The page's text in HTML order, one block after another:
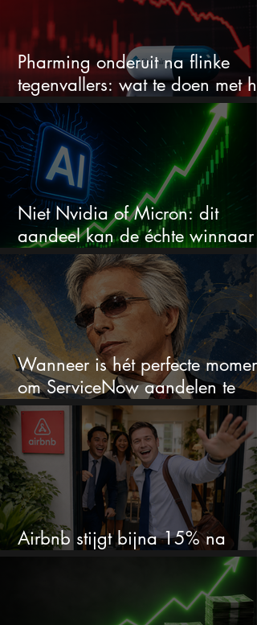
Pharming onderuit na flinke
tegenvallers: wat te doen met
aandeel?
Niet Nvidia of Micron: dit
aandeel kan de échte winnaar
van de AI-race worden
Wanneer is hét perfecte moment
om ServiceNow aandelen te
kopen?
Airbnb stijgt bijna 15% na
cijfers: vooral dit AI-cijfer valt op